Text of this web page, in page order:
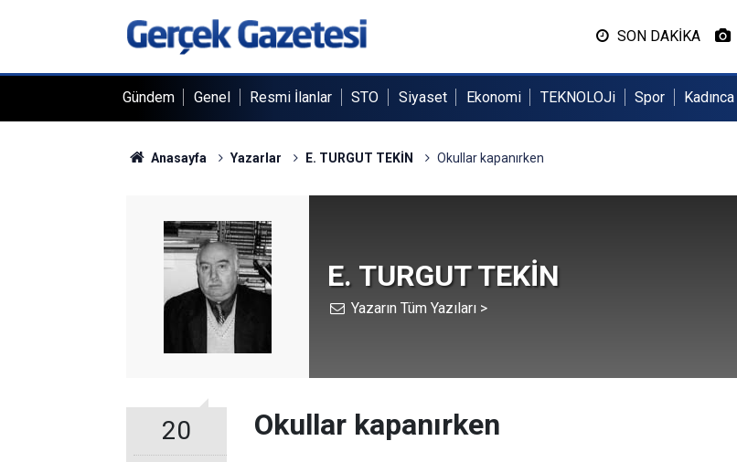
SON DAKİKA
Gündem Genel Resmi İlanlar STO Siyaset Ekonomi TEKNOLOJi Spor Kadınca
Anasayfa Yazarlar E. TURGUT TEKİN Okullar kapanırken
E. TURGUT TEKİN
Yazarın Tüm Yazıları >
20 Okullar kapanırken